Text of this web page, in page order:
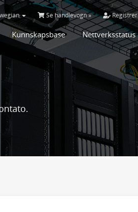
Se handlevogn » Registrer
Kunnskapsbase Nettverksstatus